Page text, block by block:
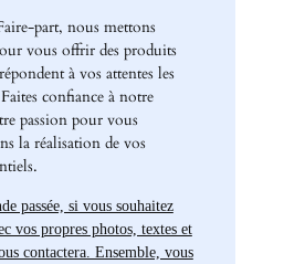
part, nous mettons
vous offrir des produits
à vos attentes les
confiance à notre
passion pour vous
la réalisation de vos
passée, si vous souhaitez
vos propres photos, textes et
contactera. Ensemble, vous